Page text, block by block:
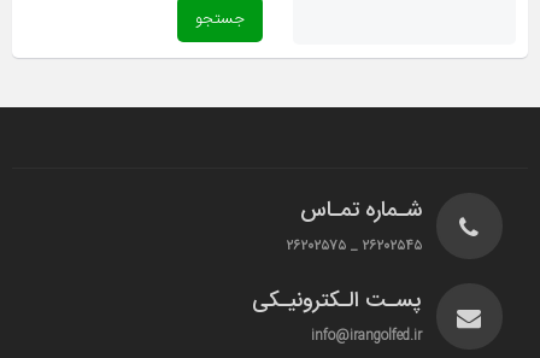
شـماره تمـاس
۲۶۲۰۲۵۴۵ _ ۲۶۲۰۲۵۷۵
پسـت الـکترونیـکی
info@irangolfed.ir